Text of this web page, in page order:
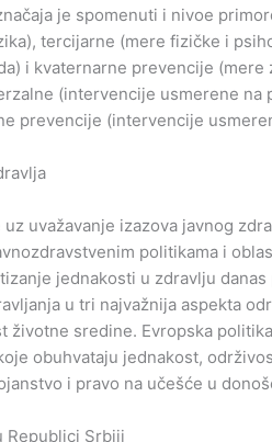
je spomenuti i nivoe
tercijarne (mere fizičke i
i kvaternarne prevencije (mere
(intervencije usmerene
prevencije (intervencije
uvažavanje izazova javnog
politikama i
jednakosti u zdravlju
u tri najvažnija aspekta
životne sredine. Evropska
obuhvataju jednakost,
i pravo na učešće u
Republici Srbiji